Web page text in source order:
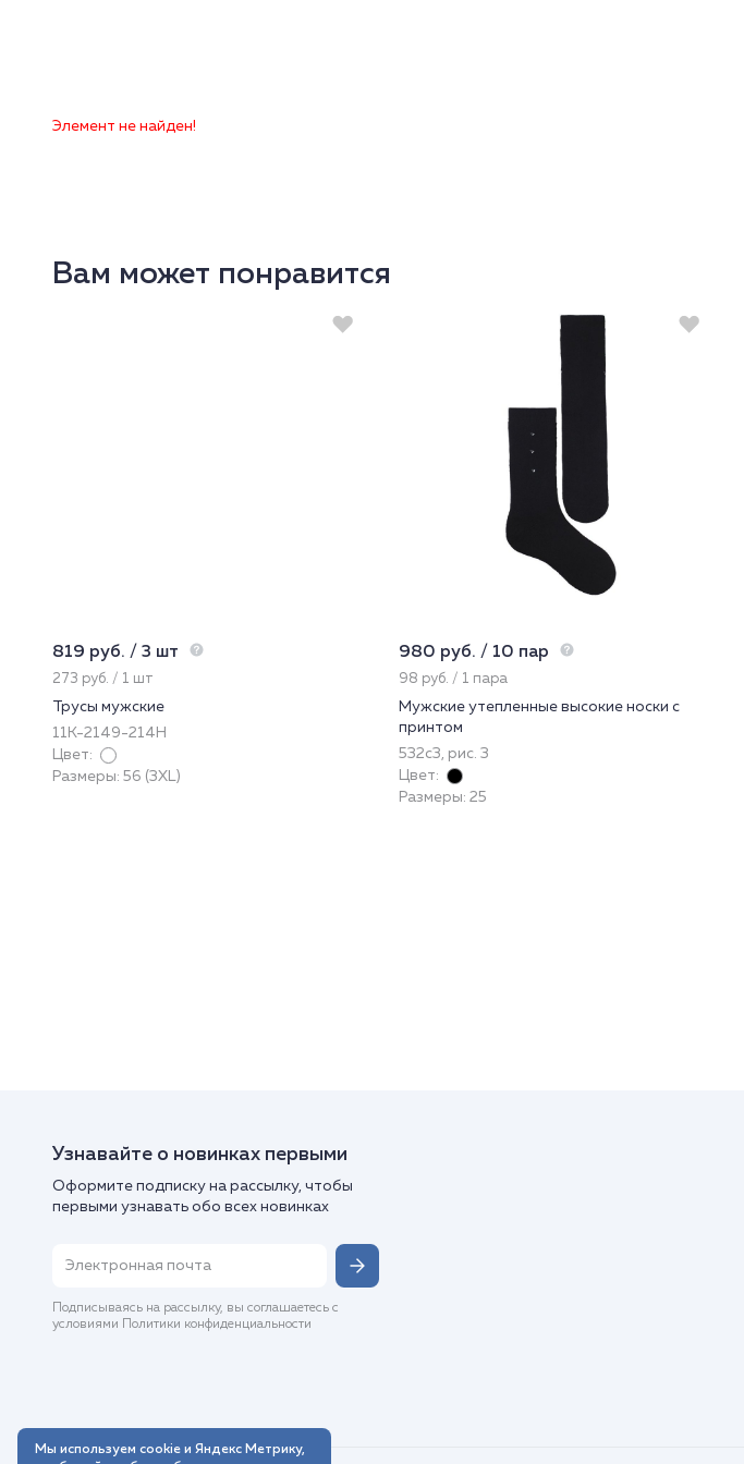
Элемент не найден!
Вам может понравится
819 руб. / 3 шт
273 руб. / 1 шт
Трусы мужские
11К-2149-214Н
Цвет:
Размеры: 56 (3XL)
980 руб. / 10 пар
98 руб. / 1 пара
Мужские утепленные высокие носки с
принтом
532с3, рис. 3
Цвет:
Размеры: 25
Узнавайте о новинках первыми
Оформите подписку на рассылку, чтобы
первыми узнавать обо всех новинках
Подписываясь на рассылку, вы соглашаетесь с
условиями Политики конфиденциальности
Мы используем cookie и Яндекс Метрику,